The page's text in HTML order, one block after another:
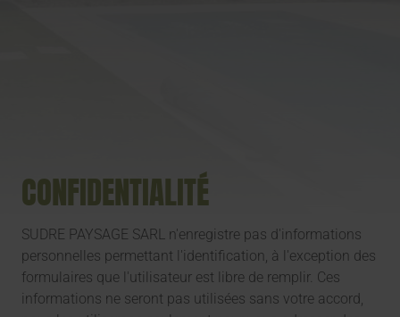
CONFIDENTIALITÉ
SUDRE PAYSAGE SARL n'enregistre pas d'informations
personnelles permettant l'identification, à l'exception des
formulaires que l'utilisateur est libre de remplir. Ces
informations ne seront pas utilisées sans votre accord,